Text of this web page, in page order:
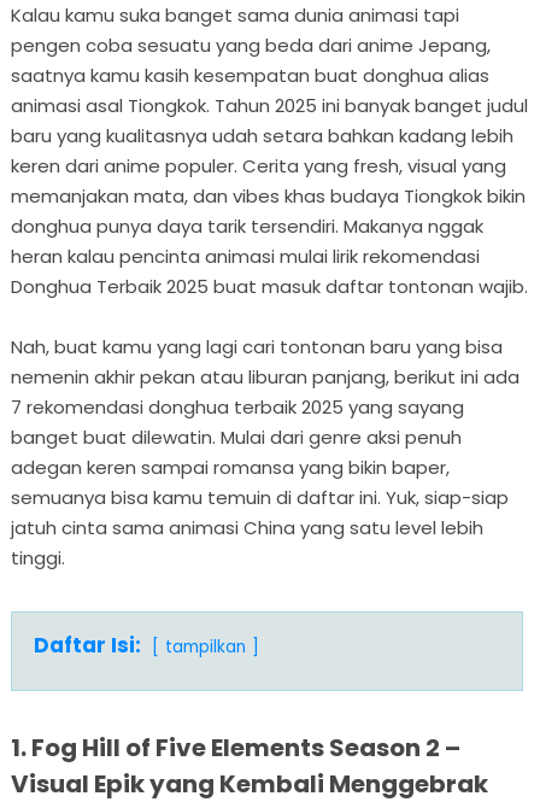
Kalau kamu suka banget sama dunia animasi tapi
pengen coba sesuatu yang beda dari anime Jepang,
saatnya kamu kasih kesempatan buat donghua alias
animasi asal Tiongkok. Tahun 2025 ini banyak banget judul
baru yang kualitasnya udah setara bahkan kadang lebih
keren dari anime populer. Cerita yang fresh, visual yang
memanjakan mata, dan vibes khas budaya Tiongkok bikin
donghua punya daya tarik tersendiri. Makanya nggak
heran kalau pencinta animasi mulai lirik rekomendasi
Donghua Terbaik 2025 buat masuk daftar tontonan wajib.
Nah, buat kamu yang lagi cari tontonan baru yang bisa
nemenin akhir pekan atau liburan panjang, berikut ini ada
7 rekomendasi donghua terbaik 2025 yang sayang
banget buat dilewatin. Mulai dari genre aksi penuh
adegan keren sampai romansa yang bikin baper,
semuanya bisa kamu temuin di daftar ini. Yuk, siap-siap
jatuh cinta sama animasi China yang satu level lebih
tinggi.
Daftar Isi: tampilkan
1. Fog Hill of Five Elements Season 2 –
Visual Epik yang Kembali Menggebrak